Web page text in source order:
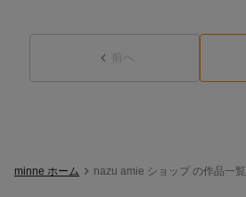
前へ
minne ホーム nazu amie ショップ の作品一覧